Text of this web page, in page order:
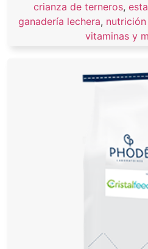
crianza de terneros,
ganadería lechera,
vitaminas y